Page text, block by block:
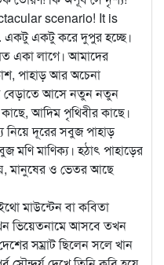
scenario! It is
একটু করে দুপুর হচ্ছে।
একা লাগে। আমাদের
পাহাড় আর অচেনা
বেড়াতে আসে নতুন নতুন
আদিম পৃথিবীর কাছে।
দূরের সবুজ পাহাড়
মণি মাণিক্য। হঠাৎ পাহাড়ের
মানুষের ও ভেতর আছে
মাউন্টেন বা কবিতা
ভিয়েতনামে আসবে তখন
সম্রাট ছিলেন সলে খান